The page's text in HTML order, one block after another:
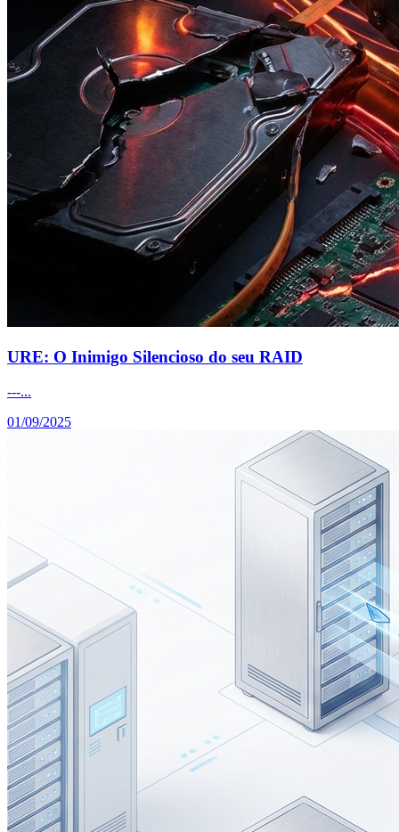
URE: O Inimigo Silencioso do seu RAID
---...
01/09/2025